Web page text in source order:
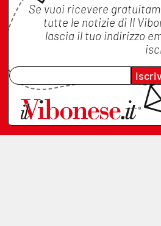
Se vuoi ricevere
tutte le notizie di Il
lascia il tuo indirizzo